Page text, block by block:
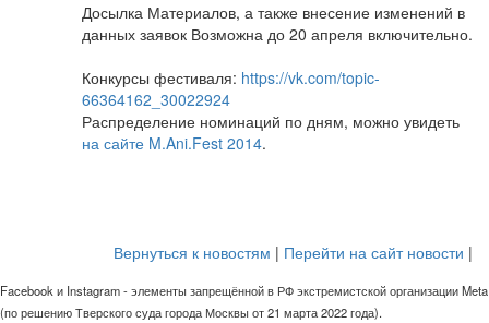
Досылка Материалов, а также внесение изменений в
данных заявок Возможна до 20 апреля включительно.
Конкурсы фестиваля: https://vk.com/topic-
66364162_30022924
Распределение номинаций по дням, можно увидеть
на сайте M.Ani.Fest 2014.
Вернуться к новостям | Перейти на сайт новости |
Facebook и Instagram - элементы запрещённой в РФ экстремистской организации Meta
(по решению Тверского суда города Москвы от 21 марта 2022 года).